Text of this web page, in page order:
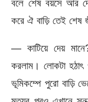
বলে শেষ বয়সে আর
করে ঐ বাড়ি তেই শেষ
— কাটিয়ে দেয়
করলাম। লোকটা
ভূমিকম্পে পুরো বাড়ি